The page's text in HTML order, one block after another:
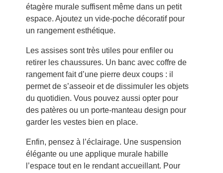
étagère murale suffisent même dans un petit
espace. Ajoutez un vide-poche décoratif pour
un rangement esthétique.
Les assises sont très utiles pour enfiler ou
retirer les chaussures. Un banc avec coffre de
rangement fait d’une pierre deux coups : il
permet de s’asseoir et de dissimuler les objets
du quotidien. Vous pouvez aussi opter pour
des patères ou un porte-manteau design pour
garder les vestes bien en place.
Enfin, pensez à l’éclairage. Une suspension
élégante ou une applique murale habille
l’espace tout en le rendant accueillant. Pour